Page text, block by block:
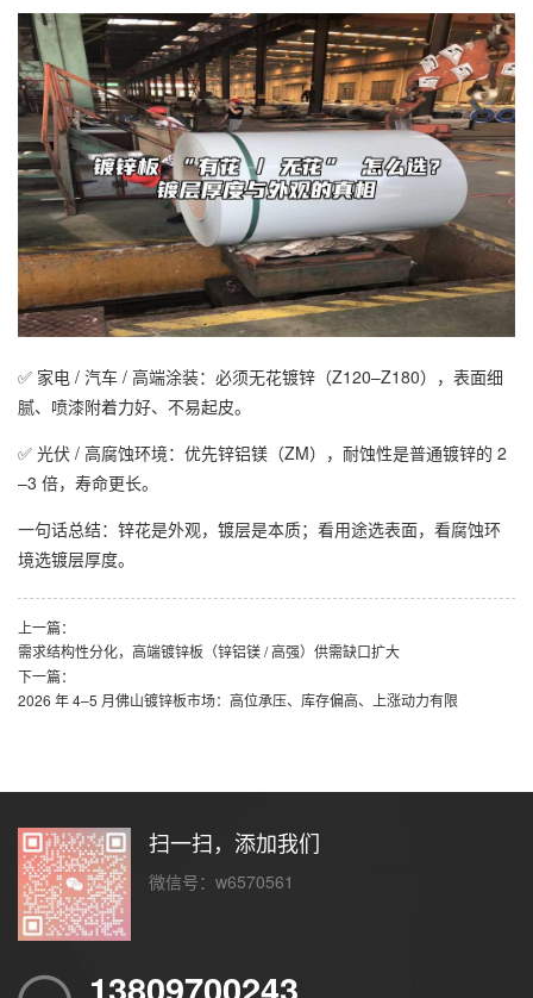
✅ 家电 / 汽车 / 高端涂装：必须无花镀锌（Z120–Z180），表面细
腻、喷漆附着力好、不易起皮。
✅ 光伏 / 高腐蚀环境：优先锌铝镁（ZM），耐蚀性是普通镀锌的 2
–3 倍，寿命更长。
一句话总结：锌花是外观，镀层是本质；看用途选表面，看腐蚀环
境选镀层厚度。
上一篇：
需求结构性分化，高端镀锌板（锌铝镁 / 高强）供需缺口扩大
下一篇：
2026 年 4–5 月佛山镀锌板市场：高位承压、库存偏高、上涨动力有限
扫一扫，添加我们
微信号：w6570561